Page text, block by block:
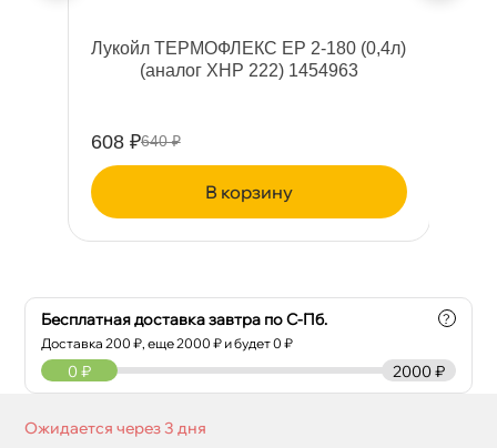
Лукойл ТЕРМОФЛЕКС ЕР 2-180 (0,4л)
(аналог XHP 222) 1454963
608 ₽640 ₽
корзину
Бесплатная доставка завтра по С-Пб.
Доставка200 ₽, еще2000 ₽ и будет 0 ₽
?
2000 ₽
0 ₽
Ожидается через 3 дня